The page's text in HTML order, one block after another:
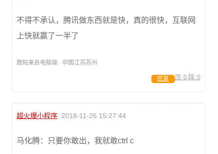
不得不承认，腾讯做东西就是快，真的很快，互联网
上快就赢了一半了
跟帖来自电脑端 · 中国江苏苏州
顶: 0 踩: 0
回复
超火爆小程序 2018-11-26 15:27:44
马化腾：只要你敢出，我就敢ctrl c